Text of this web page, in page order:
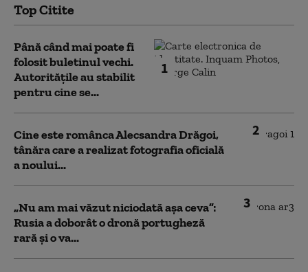
Top Citite
1
Până când mai poate fi
folosit buletinul vechi.
Autoritățile au stabilit
pentru cine se...
2
Cine este românca Alecsandra Drăgoi,
tânăra care a realizat fotografia oficială
a noului...
3
„Nu am mai văzut niciodată așa ceva”:
Rusia a doborât o dronă portugheză
rară și o va...